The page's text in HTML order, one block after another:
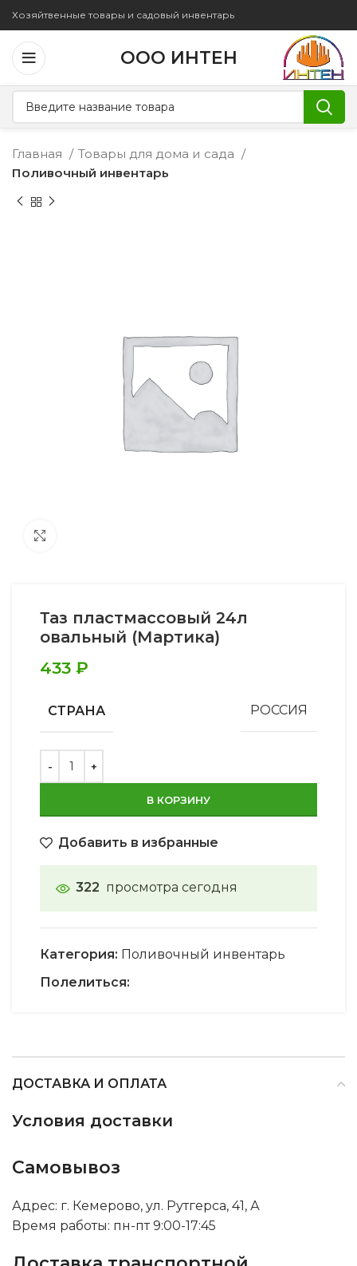
Хозяйтвенные товары и садовый инвентарь
ООО ИНТЕН
Главная
Товары для дома и сада
Поливочный инвентарь
Таз пластмассовый 24л
овальный (Мартика)
433 ₽
СТРАНА РОССИЯ
В КОРЗИНУ
Добавить в избранные
322 просмотра сегодня
Категория: Поливочный инвентарь
Полелиться:
ДОСТАВКА И ОПЛАТА
Условия доставки
Самовывоз
Адрес: г. Кемерово, ул. Рутгерса, 41, А
Время работы: пн-пт 9:00-17:45